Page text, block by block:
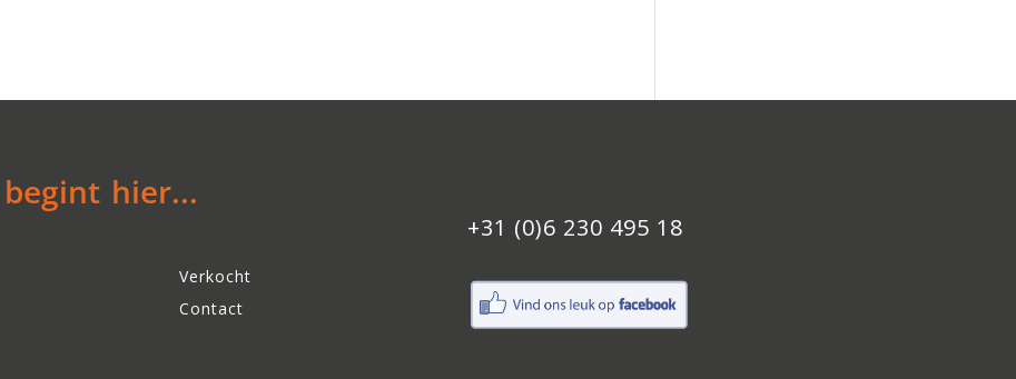
hier...
Verkocht
Contact
+31 (0)6 230 495 18